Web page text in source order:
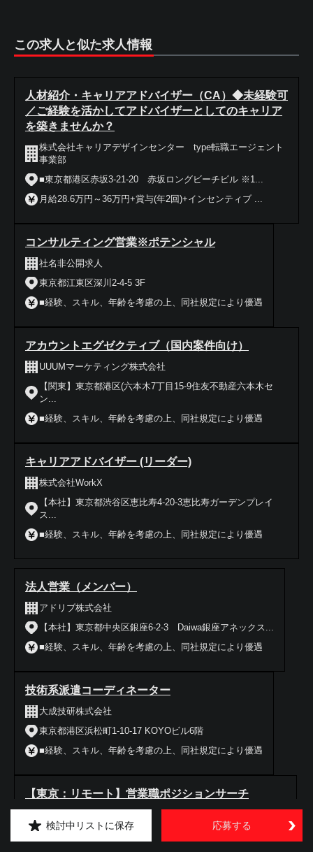
この求人と似た求人情報
人材紹介・キャリアアドバイザー（CA）◆未経験可
／ご経験を活かしてアドバイザーとしてのキャリア
を築きませんか？
株式会社キャリアデザインセンター type転職エージェント
事業部
■東京都港区赤坂3-21-20 赤坂ロングビーチビル ※1...
月給28.6万円～36万円+賞与(年2回)+インセンティブ ...
コンサルティング営業※ポテンシャル
社名非公開求人
東京都江東区深川2-4-5 3F
■経験、スキル、年齢を考慮の上、同社規定により優遇
アカウントエグゼクティブ（国内案件向け）
UUUMマーケティング株式会社
【関東】東京都港区(六本木7丁目15-9住友不動産六本木セ
ン...
■経験、スキル、年齢を考慮の上、同社規定により優遇
キャリアアドバイザー (リーダー)
株式会社WorkX
【本社】東京都渋谷区恵比寿4-20-3恵比寿ガーデンプレイ
ス...
■経験、スキル、年齢を考慮の上、同社規定により優遇
法人営業（メンバー）
アドリブ株式会社
【本社】東京都中央区銀座6-2-3 Daiwa銀座アネックス...
■経験、スキル、年齢を考慮の上、同社規定により優遇
技術系派遣コーディネーター
大成技研株式会社
東京都港区浜松町1-10-17 KOYOビル6階
■経験、スキル、年齢を考慮の上、同社規定により優遇
【東京：リモート】営業職ポジションサーチ
東京都千代田区麹町４丁目８ 麹町クリスタルシティ6F・14F
検討中リストに保存 応募する